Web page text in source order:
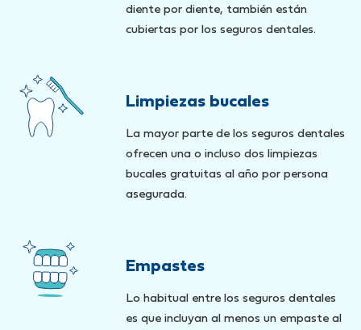
diente por diente, también están
cubiertas por los seguros dentales.
Limpiezas bucales
La mayor parte de los seguros dentales
ofrecen una o incluso dos limpiezas
bucales gratuitas al año por persona
asegurada.
Empastes
Lo habitual entre los seguros dentales
es que incluyan al menos un empaste al